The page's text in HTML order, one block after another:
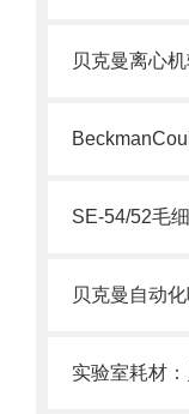
贝克曼离心
SE-54/52毛
贝克曼自动